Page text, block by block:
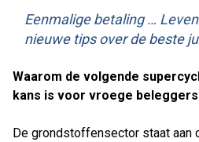
Eenmalige betaling …
nieuwe tips over de beste
Waarom de volgende
kans is voor vroege
De grondstoffensector staat aan